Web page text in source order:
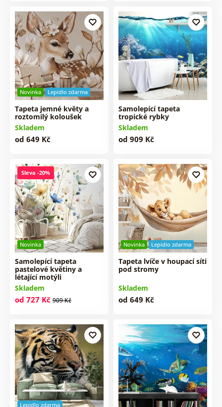
Novinka Lepidlo zdarma
Tapeta jemné květy a
roztomilý koloušek
Skladem
od 649 Kč
Samolepící tapeta
tropické rybky
Skladem
od 909 Kč
Novinka
Sleva -20%
Samolepící tapeta
pastelové květiny a
létající motýli
Skladem
od 727 Kč 909 Kč
Novinka Lepidlo zdarma
Tapeta lvíče v houpací síti
pod stromy
Skladem
od 649 Kč
Lepidlo zdarma